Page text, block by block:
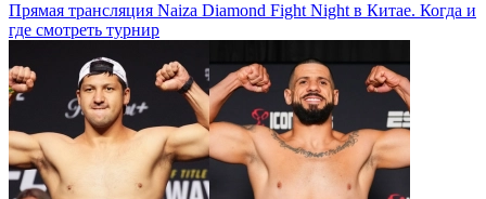
Прямая трансляция Naiza Diamond Fight Night в Китае. Когда и
где смотреть турнир